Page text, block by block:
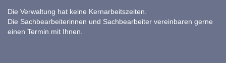
Die Verwaltung hat keine Kernarbeitszeiten.
Die Sachbearbeiterinnen und Sachbearbeiter vereinbaren gerne
einen Termin mit Ihnen.